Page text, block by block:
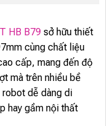
HB B79sở hữu thiết
cùng chất liệu
cấp, mang đến độ
mà trên nhiều bề
dễ dàng di
hay gầm nội thất